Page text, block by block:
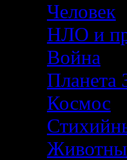
Человек
НЛО и
Война
Планета
Космос